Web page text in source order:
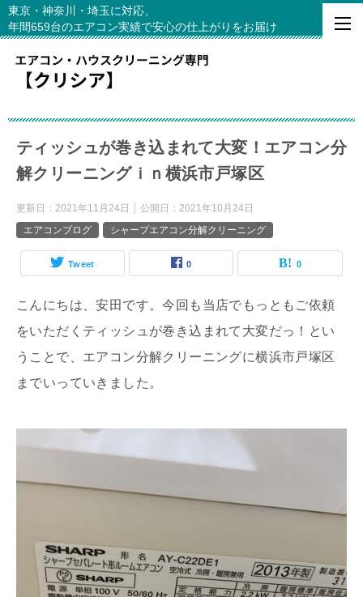
東京・神奈川・埼玉に対応、
年間659台のエアコン実績で安心の仕上がりをお届け
ティッシュが巻き込まれて大変！エアコン分
解クリーニングｉｎ横浜市戸塚区
更新日： 2021年11月24日 公開日： 2021年10月24日
エアコンブログ
シャープエアコン分解クリーニング
Tweet 0 0
こんにちは、安田です。今回も当店でもっともご依頼
をいただくティッシュが巻き込まれて大変だっ！とい
うことで、エアコン分解クリーニングに横浜市戸塚区
までいっていきました。